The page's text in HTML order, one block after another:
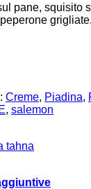
pane, squisito
grigliate.
Creme, Piadina,
, salemon